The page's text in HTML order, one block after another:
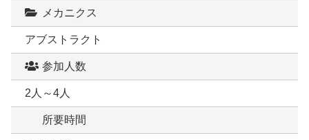
メカニクス
アブストラクト
参加人数
2人～4人
所要時間